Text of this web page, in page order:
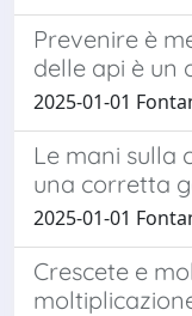
Prevenire è
delle api è un
2025-01-01
Le mani sulla
una corretta
2025-01-01
Crescete e